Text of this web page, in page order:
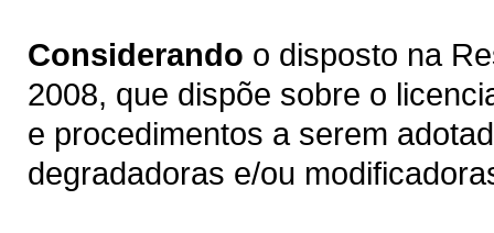
Considerando o disposto na
2008, que dispõe sobre o
e procedimentos a serem
degradadoras e/ou